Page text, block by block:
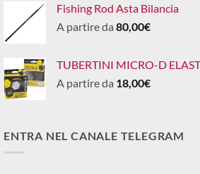
Fishing Rod Asta Bilancia
A partire da 80,00€
TUBERTINI MICRO-D
A partire da 18,00€
ENTRA NEL CANALE TELEGRAM